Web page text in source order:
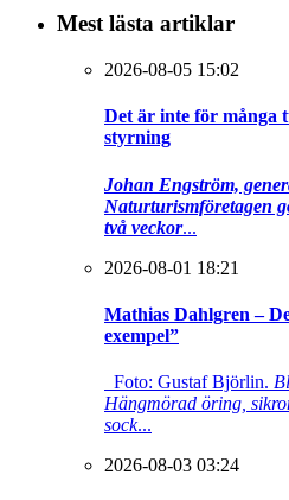
Mest lästa artiklar
2026-08-05 15:02
Det är inte för många
styrning
Johan Engström,
Naturturismföretagen
två veckor...
2026-08-01 18:21
Mathias Dahlgren –
exempel”
Foto: Gustaf Björlin.
Hängmörad öring,
sock...
2026-08-03 03:24